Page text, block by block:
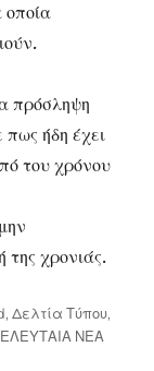
οποία
πρόσληψη
ήδη έχει
του χρόνου
της χρονιάς.
,Δελτία Τύπου,
ΝΕΑ